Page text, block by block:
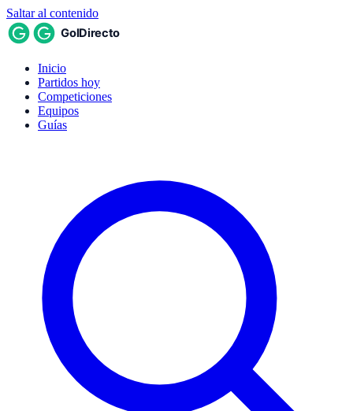
Saltar al contenido
Inicio
Partidos hoy
Competiciones
Equipos
Guías